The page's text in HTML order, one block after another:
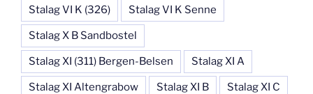
Stalag VI K (326) Stalag VI K Senne
Stalag X B Sandbostel
Stalag XI (311) Bergen-Belsen Stalag XI A
Stalag XI Altengrabow Stalag XI B Stalag XI C